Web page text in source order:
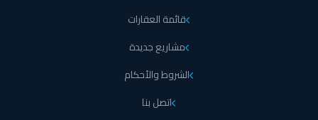
قائمة العقارات
مشاريع جديدة
الشروط والأحكام
اتصل بنا